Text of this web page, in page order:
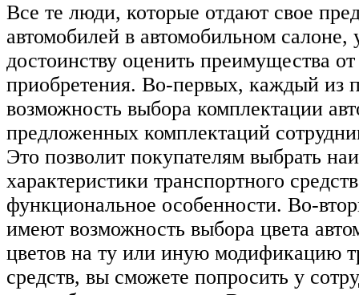
Все те люди, которые отдают свое
автомобилей в автомобильном
достоинству оценить преимущества от
приобретения. Во-первых, каждый из
возможность выбора комплектации
предложенных комплектаций
Это позволит покупателям выбрать
характеристики транспортного
функциональное особенности. Во-
имеют возможность выбора цвета
цветов на ту или иную модификацию
средств, вы сможете попросить у